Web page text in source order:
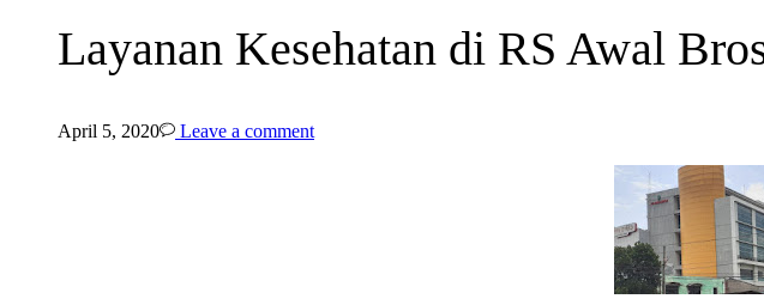
Layanan Kesehatan di RS Awal
April 5, 2020 Leave a comment